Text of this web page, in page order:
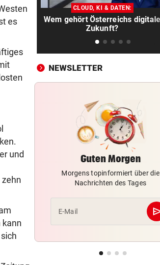
es
und
kann
„Männliche Kollegen sind
nicht das Problem“
Salzburgs Gemeinden
immer weiter aus
„KRONE“-KOLUMNE vor
niemals vermag
IM ALL SEIT 2025 vor
„Falcon 9“-Schrottteil auf
Mond eingeschlagen
SORGE IM WELTCUP-TROSS vor
„Das Skifahren am
bald aufhören!“
vor
sonst sinkt Niveau!“
CLOUD, KI & DATEN:
Wem gehört Österreichs digitale
Zukunft?
NEWSLETTER
Guten Morgen
Morgens topinformiert über die
Nachrichten des Tages
E-Mail